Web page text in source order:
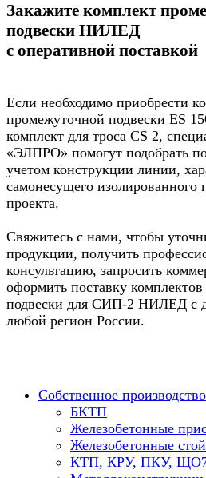
Закажите комплект
подвески НИЛЕД
с оперативной поставкой
Если необходимо приобрести
промежуточной подвески ES
комплект для троса CS 2,
«ЭЛПРО» помогут подобрать
учетом конструкции линии,
самонесущего изолированного
проекта.
Свяжитесь с нами, чтобы
продукции, получить
консультацию, запросить
оформить поставку
подвески для СИП-2 НИЛЕД с
любой регион России.
Собственное производство
БКТП
Железобетонные
Железобетонные
КТП, КРУ, ПКУ,